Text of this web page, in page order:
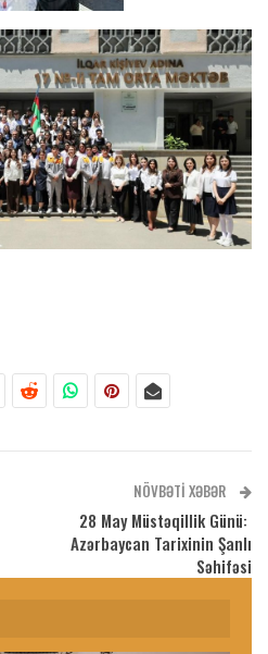
NÖVBƏTI XƏBƏR
28 May Müstəqillik Günü:
Azərbaycan Tarixinin Şanlı
Səhifəsi